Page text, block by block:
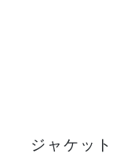
ジャケット